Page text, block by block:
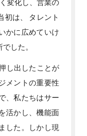
初は、 タレント
かに広めていけ
した。
し出したことが
メントの重要性
、私たちはサー
活かし、機能面
した。しかし現